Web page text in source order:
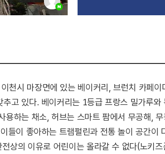
천시 마장면에 있는 베이커리, 브런치 카페
고 있다. 베이커리는 1등급 프랑스 밀가루
용하는 채소, 허브는 스마트 팜에서 무공해,
들이 좋아하는 트램펄린과 전통 놀이 공간
상의 이유로 어린이는 올라갈 수 없다(노키즈